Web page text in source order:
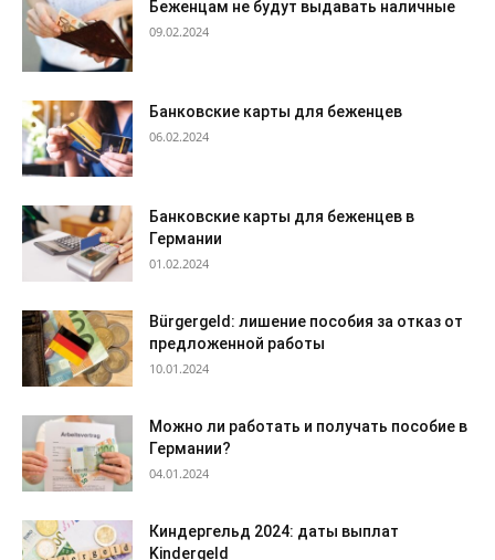
Беженцам не будут выдавать наличные
09.02.2024
Банковские карты для беженцев
06.02.2024
Банковские карты для беженцев в
Германии
01.02.2024
Bürgergeld: лишение пособия за отказ от
предложенной работы
10.01.2024
Можно ли работать и получать пособие в
Германии?
04.01.2024
Киндергельд 2024: даты выплат
Kindergeld